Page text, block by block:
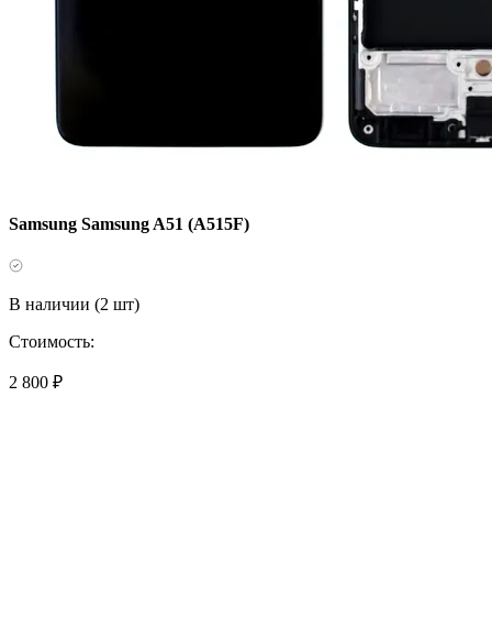
Samsung Samsung A51 (A515F)
В наличии (2 шт)
Стоимость:
2 800 ₽